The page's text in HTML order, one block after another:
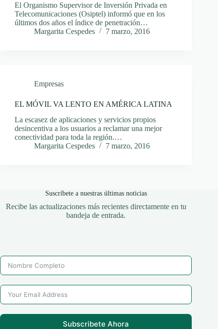
El Organismo Supervisor de Inversión Privada en
Telecomunicaciones (Osiptel) informó que en los
últimos dos años el índice de penetración…
Margarita Cespedes
7 marzo, 2016
Empresas
EL MÓVIL VA LENTO EN AMÉRICA LATINA
La escasez de aplicaciones y servicios propios
desincentiva a los usuarios a reclamar una mejor
conectividad para toda la región.…
Margarita Cespedes
7 marzo, 2016
Suscríbete a nuestras últimas noticias
Recibe las actualizaciones más recientes directamente en tu
bandeja de entrada.
Subscribete Ahora